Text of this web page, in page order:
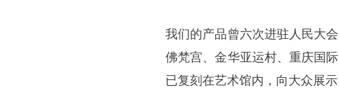
我们的产品曾六次进驻人民大
佛梵宫、金华亚运村、重庆国
已复刻在艺术馆内，向大众展示